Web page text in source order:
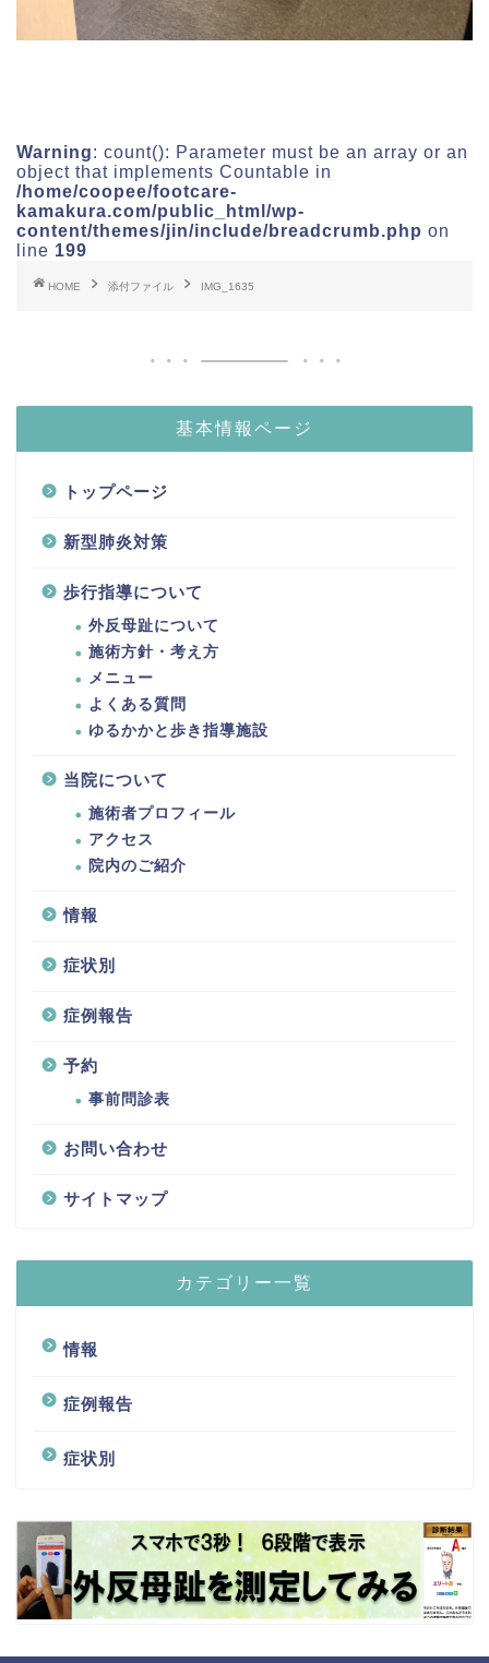
Warning: count(): Parameter must be an array or an
object that implements Countable in
/home/coopee/footcare-
kamakura.com/public_html/wp-
content/themes/jin/include/breadcrumb.php on
line 199
HOME 添付ファイル IMG_1635
基本情報ページ
トップページ
新型肺炎対策
歩行指導について
外反母趾について
施術方針・考え方
メニュー
よくある質問
ゆるかかと歩き指導施設
当院について
施術者プロフィール
アクセス
院内のご紹介
情報
症状別
症例報告
予約
事前問診表
お問い合わせ
サイトマップ
カテゴリー一覧
情報
症例報告
症状別